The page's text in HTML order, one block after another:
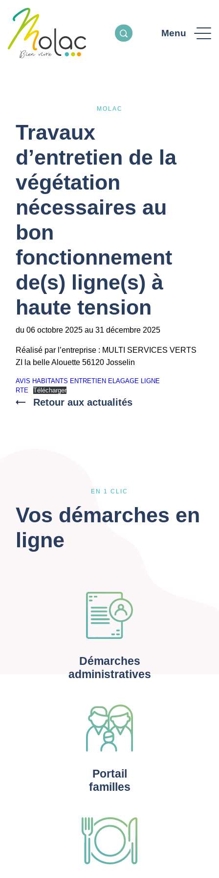
Menu
MOLAC
Travaux
d’entretien de la
végétation
nécessaires au
bon
fonctionnement
de(s) ligne(s) à
haute tension
du 06 octobre 2025 au 31 décembre 2025
Réalisé par l’entreprise : MULTI SERVICES VERTS
ZI la belle Alouette 56120 Josselin
AVIS HABITANTS ENTRETIEN ELAGAGE LIGNE
RTE
Télécharger
Retour aux actualités
EN 1 CLIC
Vos démarches en
ligne
Démarches
administratives
Portail
familles